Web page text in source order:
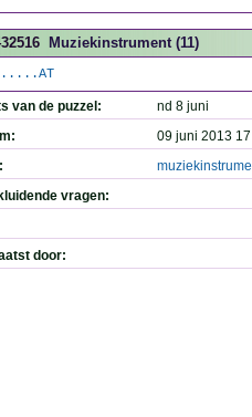
Muziekinstrument (11)
van de puzzel:
nd 8 juni
09 juni 2013
vragen:
door: